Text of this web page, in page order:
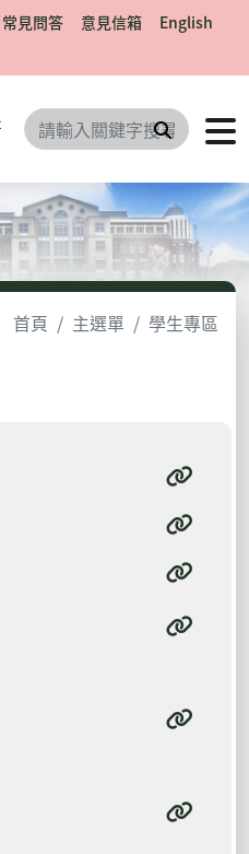
常見問答 意見信箱 English
搜尋
首頁 主選單 學生專區